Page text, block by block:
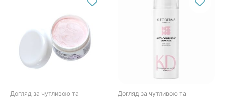
Догляд за чутливою та
Догляд за чутливою та